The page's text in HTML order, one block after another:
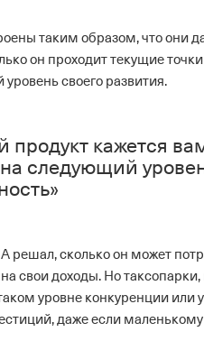
таким образом, что они
он проходит текущие
своего развития.
продукт кажется
следующий
А решал, сколько он может
свои доходы. Но
уровне конкуренции
даже если